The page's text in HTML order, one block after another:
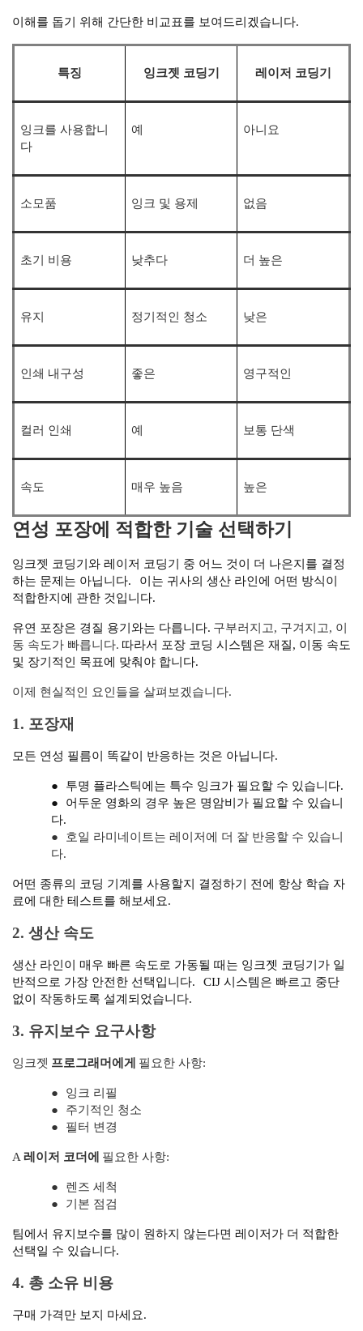
이해를 돕기 위해 간단한 비교표를 보여드리겠습니다.
특징 잉크젯 코딩기 레이저 코딩기
잉크를 사용합니
다
예 아니요
소모품 잉크 및 용제 없음
초기 비용 낮추다 더 높은
유지 정기적인 청소 낮은
인쇄 내구성 좋은 영구적인
컬러 인쇄 예 보통 단색
속도 매우 높음 높은
연성 포장에 적합한 기술 선택하기
잉크젯 코딩기와 레이저 코딩기 중 어느 것이 더 나은지를 결정
하는 문제는 아닙니다.
이는 귀사의 생산 라인에 어떤 방식이
적합한지에 관한 것입니다.
유연 포장은 경질 용기와는 다릅니다. 구부러지고, 구겨지고, 이
동 속도가 빠릅니다. 따라서 포장 코딩 시스템은 재질, 이동 속도
및 장기적인 목표에 맞춰야 합니다.
이제 현실적인 요인들을 살펴보겠습니다.
1. 포장재
모든 연성 필름이 똑같이 반응하는 것은 아닙니다.
●
투명 플라스틱에는 특수 잉크가 필요할 수 있습니다.
●
어두운 영화의 경우 높은 명암비가 필요할 수 있습니
다.
●
호일 라미네이트는 레이저에 더 잘 반응할 수 있습니
다.
어떤 종류의 코딩 기계를 사용할지 결정하기 전에 항상 학습 자
료에 대한 테스트를 해보세요.
2. 생산 속도
생산 라인이 매우 빠른 속도로 가동될 때는 잉크젯 코딩기가 일
반적으로 가장 안전한 선택입니다.
CIJ 시스템은 빠르고 중단
없이 작동하도록 설계되었습니다.
3. 유지보수 요구사항
잉크젯 프로그래머에게 필요한 사항:
●
잉크 리필
●
주기적인 청소
●
필터 변경
A레이저 코더에 필요한 사항:
●
렌즈 세척
●
기본 점검
팀에서 유지보수를 많이 원하지 않는다면 레이저가 더 적합한
선택일 수 있습니다.
4. 총 소유 비용
구매 가격만 보지 마세요.